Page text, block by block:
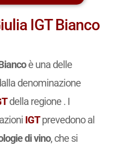
IGT Bianco
è una delle
denominazione
della regione . I
IGTprevedono al
di vino, che si